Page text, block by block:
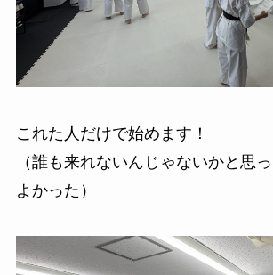
これた人だけで始めます！
（誰も来れないんじゃないかと思っ
よかった）